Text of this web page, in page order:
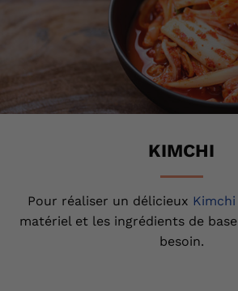
KIMCHI
Pour réaliser un délicieux
matériel et les ingrédients de
besoin.